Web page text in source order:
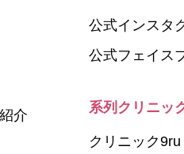
介
公式インスタ
公式フェイス
系列クリニッ
クリニック9ru